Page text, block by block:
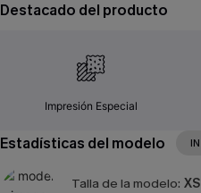
Destacado del producto
Impresión Especial
Estadísticas del modelo IN
Talla de la modelo: XS